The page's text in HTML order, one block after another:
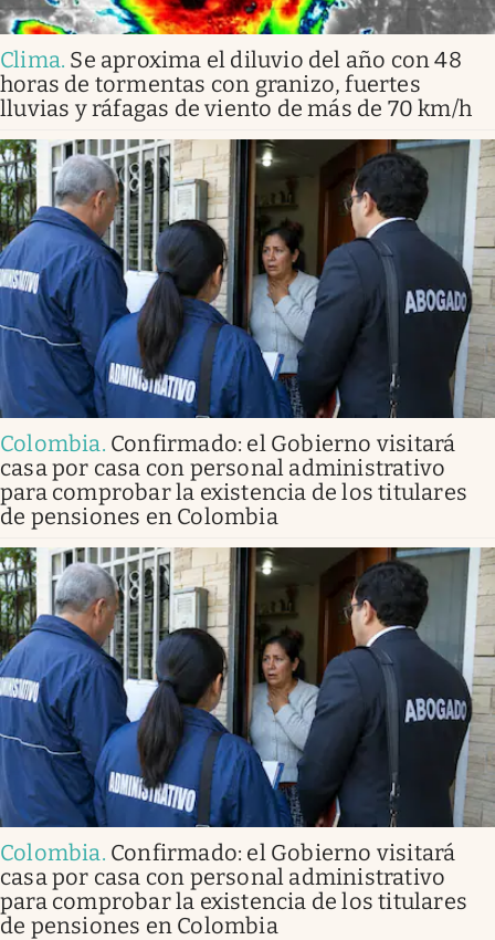
Clima. Se aproxima el diluvio del año con 48
horas de tormentas con granizo, fuertes
lluvias y ráfagas de viento de más de 70 km/h
Colombia. Confirmado: el Gobierno visitará
casa por casa con personal administrativo
para comprobar la existencia de los titulares
de pensiones en Colombia
Colombia. Confirmado: el Gobierno visitará
casa por casa con personal administrativo
para comprobar la existencia de los titulares
de pensiones en Colombia